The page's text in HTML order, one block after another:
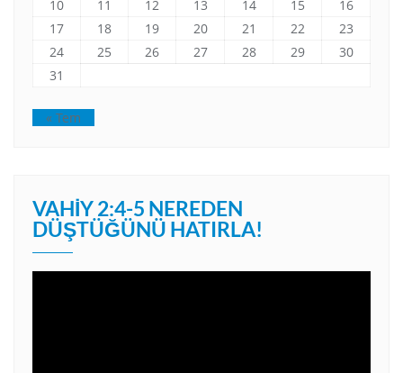
10 11 12 13 14 15
16
17
18 19 20 21 22
23
24
25 26 27 28 29
30
31
« Tem
VAHIY 2:4-5 NEREDEN
DÜŞTÜĞÜNÜ HATIRLA!